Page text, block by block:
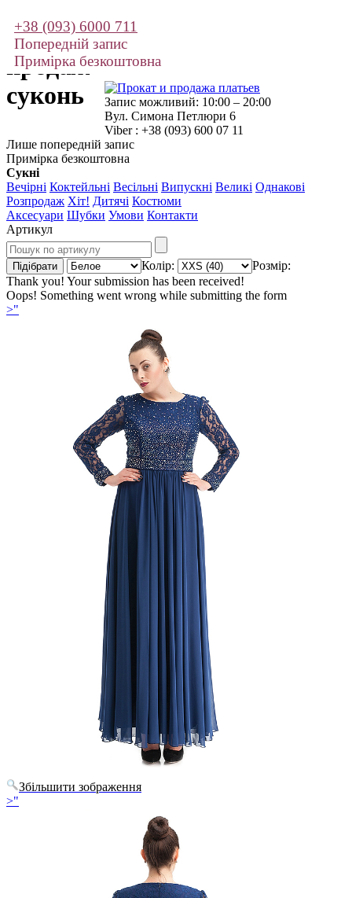
Прокат і
продаж
суконь
+38 (093) 6000 711
Попередній запис
Примірка безкоштовна
Запис можливий: 10:00 – 20:00
Вул. Симона Петлюри 6
Viber : +38 (093) 600 07 11
Лише попередній запис
Примірка безкоштовна
Сукні
Вечірні Коктейльні Весільні Випускні Великі Однакові
Розпродаж Хіт! Дитячі Костюми
Аксесуари Шубки Умови Контакти
Артикул
Колір:
Розмір:
Thank you! Your submission has been received!
Oops! Something went wrong while submitting the form
>"
Збільшити зображення
>"